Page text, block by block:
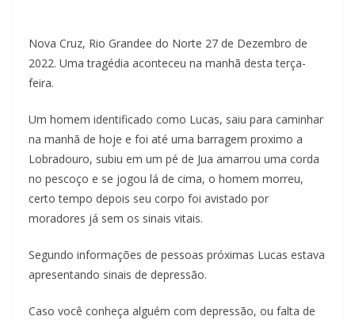
Nova Cruz, Rio Grandee do Norte 27 de Dezembro de
2022. Uma tragédia aconteceu na manhã desta terça-
feira.
Um homem identificado como Lucas, saiu para caminhar
na manhã de hoje e foi até uma barragem proximo a
Lobradouro, subiu em um pé de Jua amarrou uma corda
no pescoço e se jogou lá de cima, o homem morreu,
certo tempo depois seu corpo foi avistado por
moradores já sem os sinais vitais.
Segundo informações de pessoas próximas Lucas estava
apresentando sinais de depressão.
Caso você conheça alguém com depressão, ou falta de